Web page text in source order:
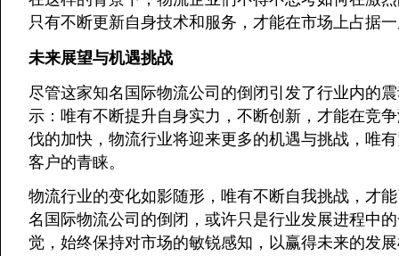
只有不断更新自身技术和服务，才能在市场上占据
未来展望与机遇挑战
尽管这家知名国际物流公司的倒闭引发了行业内的
示：唯有不断提升自身实力，不断创新，才能在竞
伐的加快，物流行业将迎来更多的机遇与挑战，唯
客户的青睐。
物流行业的变化如影随形，唯有不断自我挑战，才
名国际物流公司的倒闭，或许只是行业发展进程中
觉，始终保持对市场的敏锐感知，以赢得未来的发